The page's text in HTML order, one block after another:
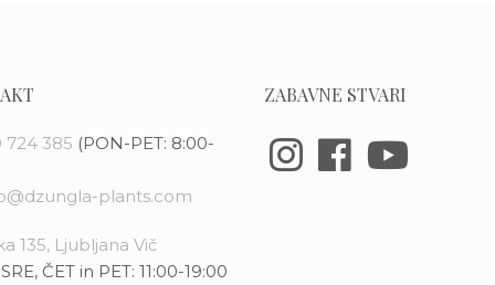
724 385 (PON-PET: 8:00-
plants.com
135, Ljubljana Vič
ČET in PET: 11:00-19:00
ZABAVNE STVARI